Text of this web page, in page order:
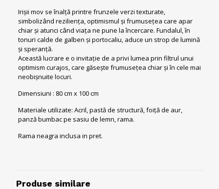
Irișii mov se înalță printre frunzele verzi texturate,
simbolizând reziliența, optimismul și frumusețea care apar
chiar și atunci când viața ne pune la încercare. Fundalul, în
tonuri calde de galben și portocaliu, aduce un strop de lumină
și speranță.
Această lucrare e o invitație de a privi lumea prin filtrul unui
optimism curajos, care găsește frumusețea chiar și în cele mai
neobișnuite locuri.
Dimensiuni : 80 cm x 100 cm
Materiale utilizate: Acril, pastă de structură, foiță de aur,
panză bumbac pe sasiu de lemn, rama.
Rama neagra inclusa in pret.
Produse similare